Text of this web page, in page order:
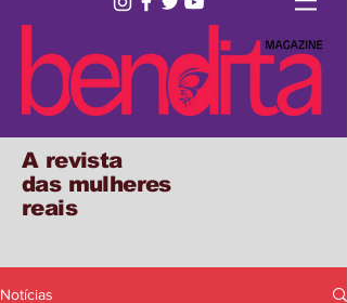
A revista
das mulheres
reais
Notícias